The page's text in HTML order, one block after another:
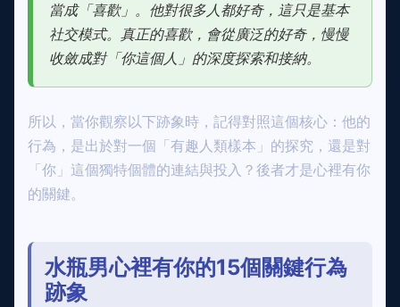
當成「喜歡」。他對很多人都好奇，這只是基本
社交模式。真正的喜歡，會從廣泛的好奇，慢慢
收斂成對「你這個人」的深度探索和接納。
所以，當你觀察以下跡象時，記得對照這個核心：他的
行為，是出於對一個「有趣人類樣本」的探究，還是對
「你」這個獨特個體的連結與投入？後者才是心裡有你
的關鍵。
水瓶男心裡有你的15個關鍵行為
跡象